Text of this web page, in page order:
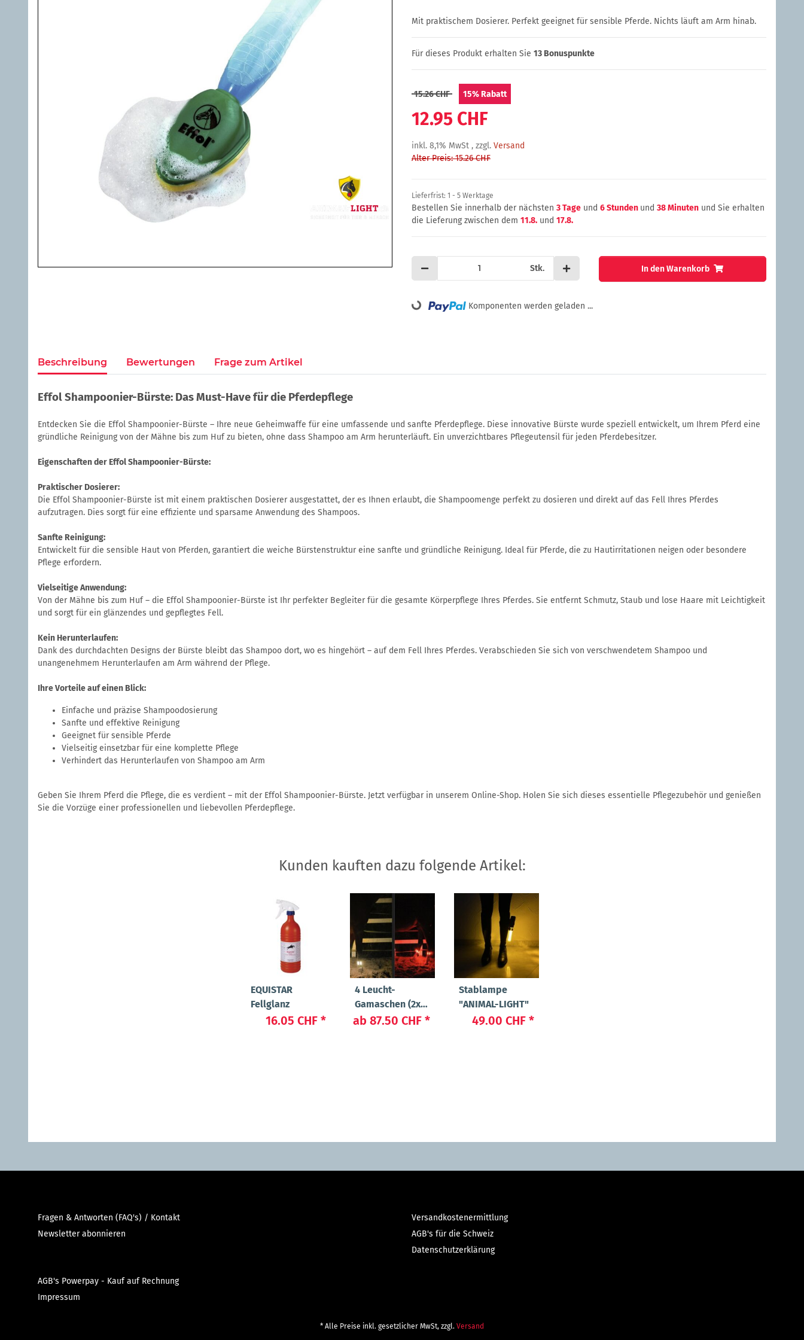
Mit praktischem Dosierer. Perfekt geeignet für sensible Pferde. Nichts läuft am Arm hinab.
Für dieses Produkt erhalten Sie 13 Bonuspunkte
15.26 CHF 15% Rabatt
12.95 CHF
inkl. 8,1% MwSt , zzgl. Versand
Alter Preis: 15.26 CHF
Lieferfrist: 1 - 5 Werktage
Bestellen Sie innerhalb der nächsten 3 Tage und 6 Stunden und 38 Minuten und Sie erhalten
die Lieferung zwischen dem 11.8. und 17.8.
Stk. In den Warenkorb
Loading... Komponenten werden geladen ...
Beschreibung Bewertungen Frage zum Artikel
Effol Shampoonier-Bürste: Das Must-Have für die Pferdepflege
Entdecken Sie die Effol Shampoonier-Bürste – Ihre neue Geheimwaffe für eine umfassende und sanfte Pferdepflege. Diese innovative Bürste wurde speziell entwickelt, um Ihrem Pferd eine
gründliche Reinigung von der Mähne bis zum Huf zu bieten, ohne dass Shampoo am Arm herunterläuft. Ein unverzichtbares Pflegeutensil für jeden Pferdebesitzer.
Eigenschaften der Effol Shampoonier-Bürste:
Praktischer Dosierer:
Die Effol Shampoonier-Bürste ist mit einem praktischen Dosierer ausgestattet, der es Ihnen erlaubt, die Shampoomenge perfekt zu dosieren und direkt auf das Fell Ihres Pferdes
aufzutragen. Dies sorgt für eine effiziente und sparsame Anwendung des Shampoos.
Sanfte Reinigung:
Entwickelt für die sensible Haut von Pferden, garantiert die weiche Bürstenstruktur eine sanfte und gründliche Reinigung. Ideal für Pferde, die zu Hautirritationen neigen oder besondere
Pflege erfordern.
Vielseitige Anwendung:
Von der Mähne bis zum Huf – die Effol Shampoonier-Bürste ist Ihr perfekter Begleiter für die gesamte Körperpflege Ihres Pferdes. Sie entfernt Schmutz, Staub und lose Haare mit Leichtigkeit
und sorgt für ein glänzendes und gepflegtes Fell.
Kein Herunterlaufen:
Dank des durchdachten Designs der Bürste bleibt das Shampoo dort, wo es hingehört – auf dem Fell Ihres Pferdes. Verabschieden Sie sich von verschwendetem Shampoo und
unangenehmem Herunterlaufen am Arm während der Pflege.
Ihre Vorteile auf einen Blick:
Einfache und präzise Shampoodosierung
Sanfte und effektive Reinigung
Geeignet für sensible Pferde
Vielseitig einsetzbar für eine komplette Pflege
Verhindert das Herunterlaufen von Shampoo am Arm
Geben Sie Ihrem Pferd die Pflege, die es verdient – mit der Effol Shampoonier-Bürste. Jetzt verfügbar in unserem Online-Shop. Holen Sie sich dieses essentielle Pflegezubehör und genießen
Sie die Vorzüge einer professionellen und liebevollen Pferdepflege.
Kunden kauften dazu folgende Artikel:
EQUISTAR
Fellglanz
16.05 CHF *
4 Leucht-
Gamaschen (2x
Rot / 2x Weiss)
ab 87.50 CHF *
Stablampe
"ANIMAL-LIGHT"
49.00 CHF *
Fragen & Antworten (FAQ's) / Kontakt
Newsletter abonnieren
Versandkostenermittlung
AGB's für die Schweiz
Datenschutzerklärung
AGB's Powerpay - Kauf auf Rechnung
Impressum
* Alle Preise inkl. gesetzlicher MwSt, zzgl. Versand